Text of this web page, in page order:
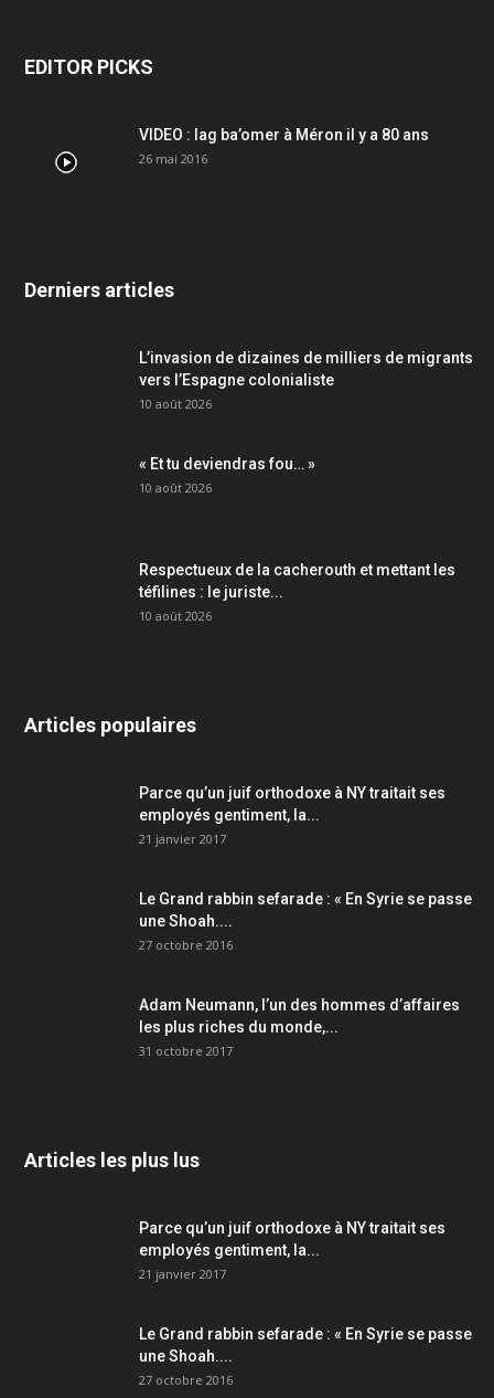
EDITOR PICKS
VIDEO : lag ba’omer à Méron il y a 80 ans
26 mai 2016
Derniers articles
L’invasion de dizaines de milliers de migrants
vers l’Espagne colonialiste
10 août 2026
« Et tu deviendras fou… »
10 août 2026
Respectueux de la cacherouth et mettant les
téfilines : le juriste...
10 août 2026
Articles populaires
Parce qu’un juif orthodoxe à NY traitait ses
employés gentiment, la...
21 janvier 2017
Le Grand rabbin sefarade : « En Syrie se passe
une Shoah....
27 octobre 2016
Adam Neumann, l’un des hommes d’affaires
les plus riches du monde,...
31 octobre 2017
Articles les plus lus
Parce qu’un juif orthodoxe à NY traitait ses
employés gentiment, la...
21 janvier 2017
Le Grand rabbin sefarade : « En Syrie se passe
une Shoah....
27 octobre 2016